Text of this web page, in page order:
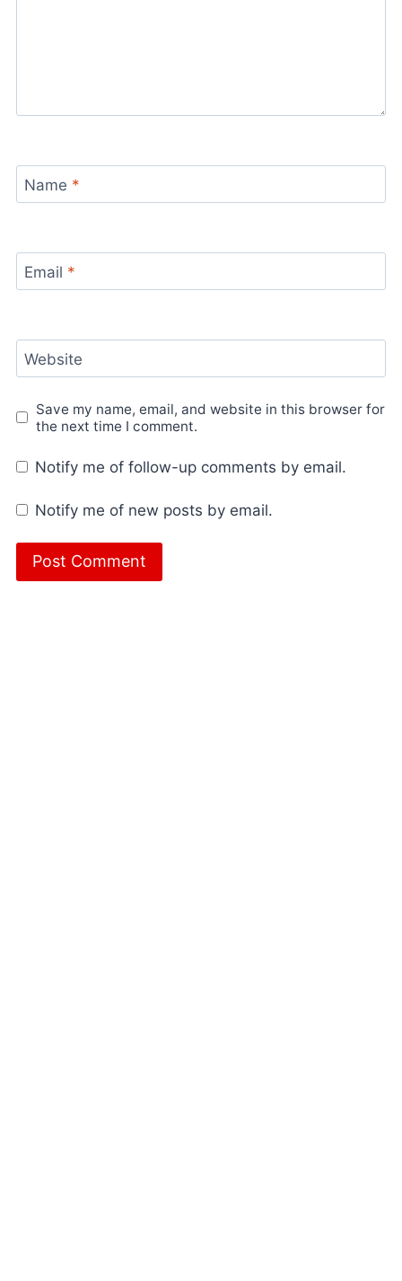
Name *
Email *
Website
Save my name, email, and website in this browser for
the next time I comment.
Notify me of follow-up comments by email.
Notify me of new posts by email.